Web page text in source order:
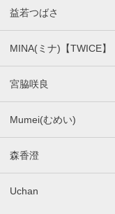
益若つばさ
MINA(ミナ)【TWICE】
宮脇咲良
Mumei(むめい)
森香澄
Uchan